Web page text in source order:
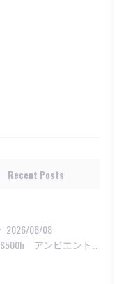
Recent Posts
2026/08/08